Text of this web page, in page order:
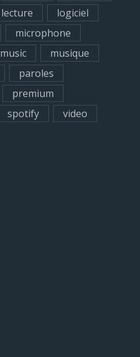
lecture
logiciel
microphone
music
musique
paroles
premium
spotify
video